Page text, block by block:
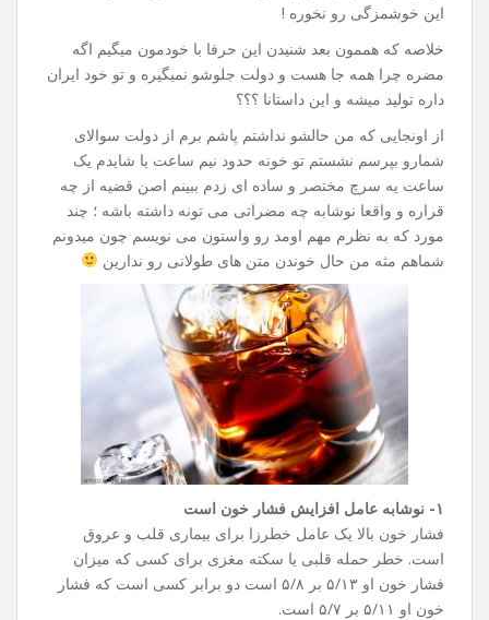
این خوشمزگی رو نخوره !
خلاصه که هممون بعد شنیدن این حرفا با خودمون میگیم اگه
مضره چرا همه جا هست و دولت جلوشو نمیگیره و تو خود ایران
داره تولید میشه و این داستانا ؟؟؟
از اونجایی که من حالشو نداشتم پاشم برم از دولت سوالای
شمارو بپرسم نشستم تو خونه حدود نیم ساعت یا شایدم یک
ساعت یه سرچ مختصر و ساده ای زدم ببینم اصن قضیه از چه
قراره و واقعا نوشابه چه مضراتی می تونه داشته باشه ؛ چند
مورد که به نظرم مهم اومد رو واستون می نویسم چون میدونم
شماهم مثه من حال خوندن متن های طولانی رو ندارین
۱- نوشابه عامل افزایش فشار خون است
فشار خون بالا یک عامل خطرزا برای بیماری قلب و عروق
است. خطر حمله قلبی یا سکته مغزی برای کسی که میزان
فشار خون او ۵/۱۳ بر ۵/۸ است دو برابر کسی است که فشار
خون او ۵/۱۱ بر ۵/۷ است.